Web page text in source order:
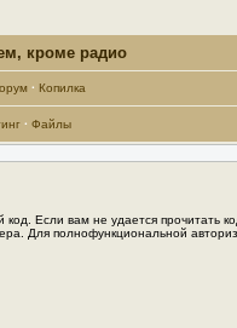
кроме радио
· Копилка
· Файлы
Если вам не удается прочитать
Для полнофункциональной